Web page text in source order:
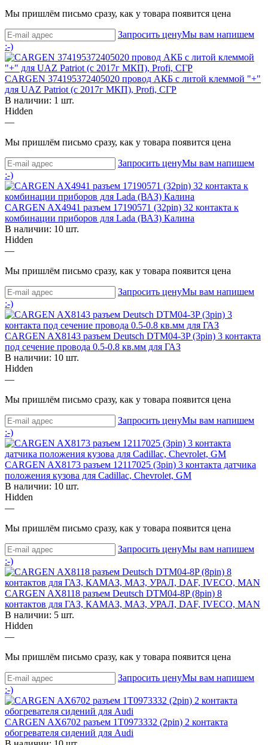
Мы пришлём письмо сразу, как у товара появится цена
Запросить ценуМы вам напишем
:-)
CARGEN 374195372405020 провод АКБ с литой клеммой "+"
для UAZ Patriot (с 2017г МКП), Profi, СГР
В наличии: 1 шт.
Hidden
—
Мы пришлём письмо сразу, как у товара появится цена
Запросить ценуМы вам напишем
:-)
CARGEN AX4941 разъем 17190571 (32pin) 32 контакта к
комбинации приборов для Lada (ВАЗ) Калина
В наличии: 10 шт.
Hidden
—
Мы пришлём письмо сразу, как у товара появится цена
Запросить ценуМы вам напишем
:-)
CARGEN AX8143 разъем Deutsch DTM04-3P (3pin) 3 контакта
под сечение провода 0.5-0.8 кв.мм для ГАЗ
В наличии: 10 шт.
Hidden
—
Мы пришлём письмо сразу, как у товара появится цена
Запросить ценуМы вам напишем
:-)
CARGEN AX8173 разъем 12117025 (3pin) 3 контакта датчика
положения кузова для Cadillac, Chevrolet, GM
В наличии: 10 шт.
Hidden
—
Мы пришлём письмо сразу, как у товара появится цена
Запросить ценуМы вам напишем
:-)
CARGEN AX8118 разъем Deutsch DTM04-8P (8pin) 8
контактов для ГАЗ, КАМАЗ, МАЗ, УРАЛ, DAF, IVECO, MAN
В наличии: 5 шт.
Hidden
—
Мы пришлём письмо сразу, как у товара появится цена
Запросить ценуМы вам напишем
:-)
CARGEN AX6702 разъем 1T0973332 (2pin) 2 контакта
обогревателя сидений для Audi